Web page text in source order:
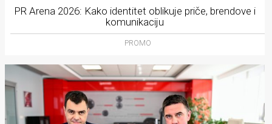
PR Arena 2026: Kako identitet oblikuje priče, brendove i
komunikaciju
PROMO